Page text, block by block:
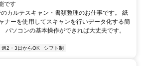
です
カルテスキャン・書類整理のお仕事です。 紙
ナーを使用してスキャンを行いデータ化する簡
パソコンの基本操作ができれば大丈夫です。
週2・3日からOK シフト制